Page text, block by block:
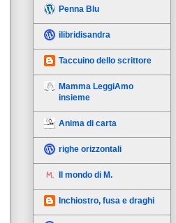
Penna Blu
ilibridisandra
Taccuino dello scrittore
Mamma LeggiAmo
insieme
Anima di carta
righe orizzontali
Il mondo di M.
Inchiostro, fusa e draghi